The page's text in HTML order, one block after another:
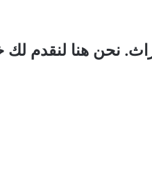
نحن هنا لنقدم